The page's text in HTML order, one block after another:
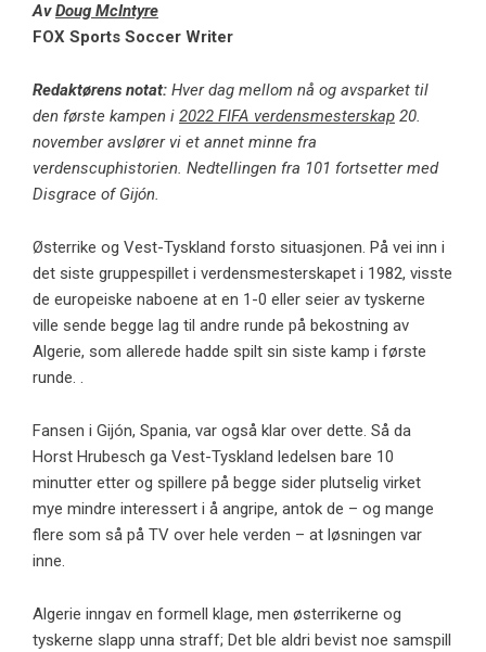
AvDoug McIntyre
FOX Sports Soccer Writer
Redaktørens notat: Hver dag mellom nå og avsparket til
den første kampen i 2022 FIFA verdensmesterskap 20.
november avslører vi et annet minne fra
verdenscuphistorien. Nedtellingen fra 101 fortsetter med
Disgrace of Gijón.
Østerrike og Vest-Tyskland forsto situasjonen. På vei inn i
det siste gruppespillet i verdensmesterskapet i 1982, visste
de europeiske naboene at en 1-0 eller seier av tyskerne
ville sende begge lag til andre runde på bekostning av
Algerie, som allerede hadde spilt sin siste kamp i første
runde. .
Fansen i Gijón, Spania, var også klar over dette. Så da
Horst Hrubesch ga Vest-Tyskland ledelsen bare 10
minutter etter og spillere på begge sider plutselig virket
mye mindre interessert i å angripe, antok de – og mange
flere som så på TV over hele verden – at løsningen var
inne.
Algerie inngav en formell klage, men østerrikerne og
tyskerne slapp unna straff; Det ble aldri bevist noe samspill